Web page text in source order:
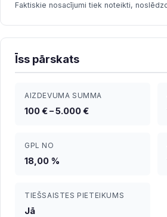
Faktiskie nosacījumi tiek noteikti,
Īss pārskats
AIZDEVUMA SUMMA
100 € – 5.000 €
GPL NO
18,00 %
TIEŠSAISTES PIETEIKUMS
Jā